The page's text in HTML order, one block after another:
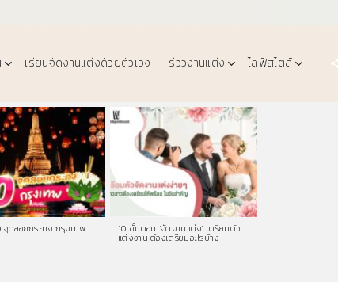
เรียนจัดงานแต่งด้วยตัวเอง รีวิวงานแต่ง ไลฟ์สไตล์
จุดลอยกระทง กรุงเทพ 10 ขั้นตอน ‘จัดงานแต่ง’ เตรียมตัว
แต่งงาน ต้องเตรียมอะไรบ้าง